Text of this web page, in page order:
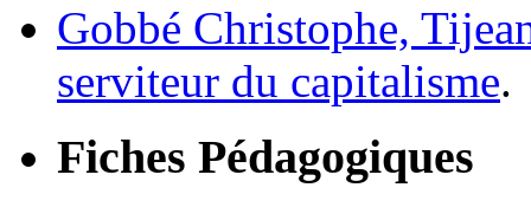
Gobbé Christophe,
serviteur du capitalisme.
Fiches Pédagogiques